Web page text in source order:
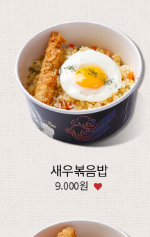
새우볶음밥
9.000원